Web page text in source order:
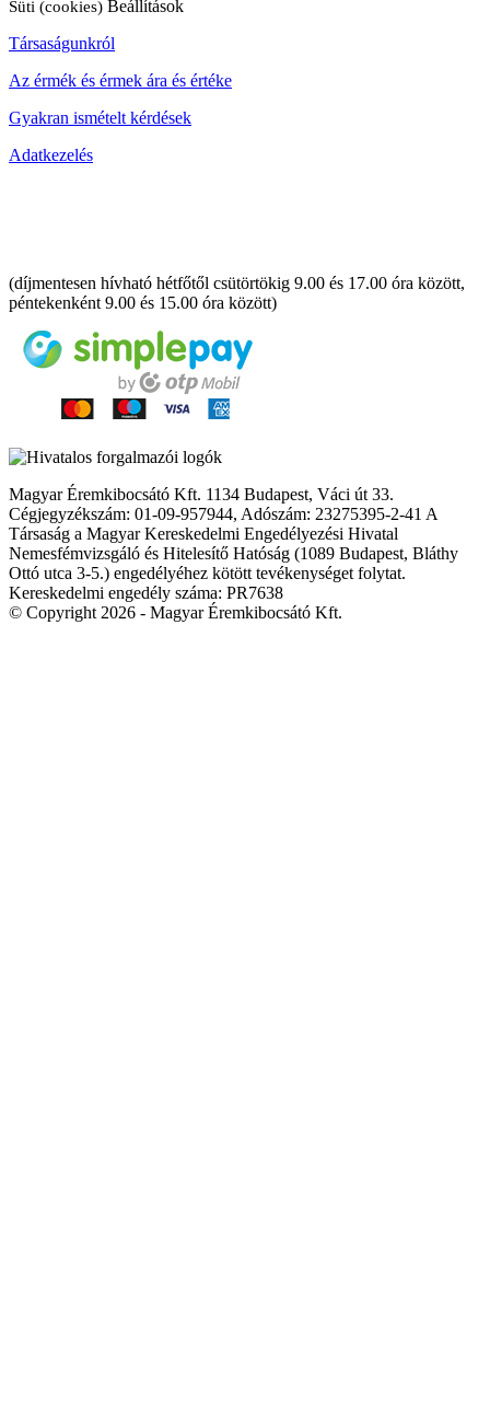
Süti (cookies) Beállítások
Társaságunkról
Az érmék és érmek ára és értéke
Gyakran ismételt kérdések
Adatkezelés
(díjmentesen hívható hétfőtől csütörtökig 9.00 és 17.00 óra között,
péntekenként 9.00 és 15.00 óra között)
Magyar Éremkibocsátó Kft. 1134 Budapest, Váci út 33.
Cégjegyzékszám: 01-09-957944, Adószám: 23275395-2-41 A
Társaság a Magyar Kereskedelmi Engedélyezési Hivatal
Nemesfémvizsgáló és Hitelesítő Hatóság (1089 Budapest, Bláthy
Ottó utca 3-5.) engedélyéhez kötött tevékenységet folytat.
Kereskedelmi engedély száma: PR7638
© Copyright 2026 - Magyar Éremkibocsátó Kft.